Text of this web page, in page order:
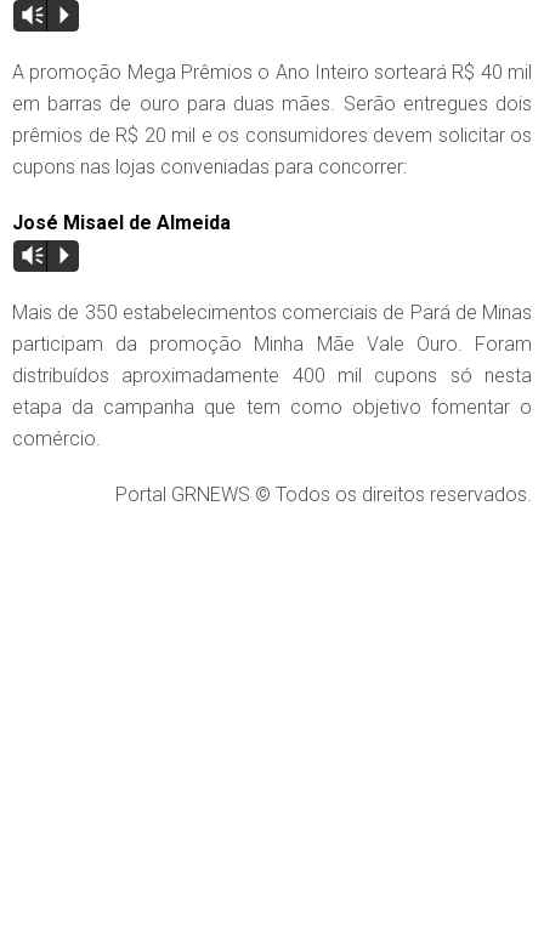
Vm P
A promoção Mega Prêmios o Ano Inteiro sorteará R$ 40 mil
em barras de ouro para duas mães. Serão entregues dois
prêmios de R$ 20 mil e os consumidores devem solicitar os
cupons nas lojas conveniadas para concorrer:
José Misael de Almeida
Vm P
Mais de 350 estabelecimentos comerciais de Pará de Minas
participam da promoção Minha Mãe Vale Ouro. Foram
distribuídos aproximadamente 400 mil cupons só nesta
etapa da campanha que tem como objetivo fomentar o
comércio.
Portal GRNEWS © Todos os direitos reservados.